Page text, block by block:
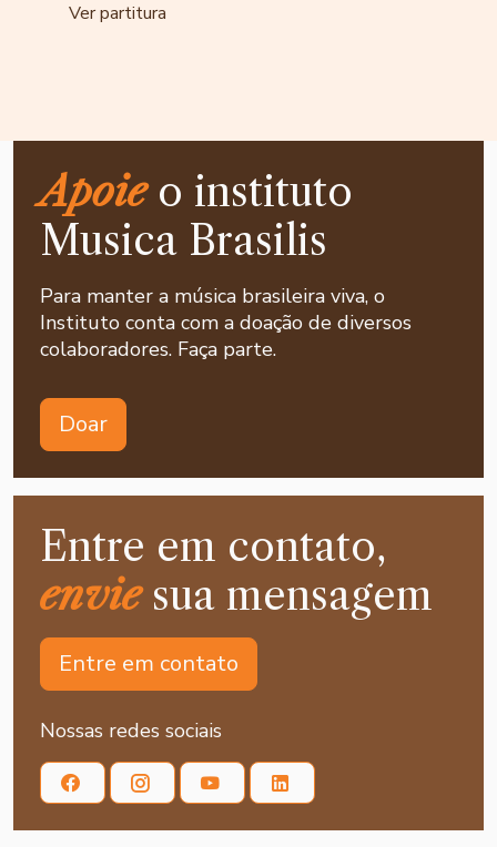
Ver partitura
Apoieo instituto
Musica Brasilis
Para manter a música brasileira viva, o
Instituto conta com a doação de diversos
colaboradores. Faça parte.
Doar
Entre em contato,
enviesua mensagem
Entre em contato
Nossas redes sociais